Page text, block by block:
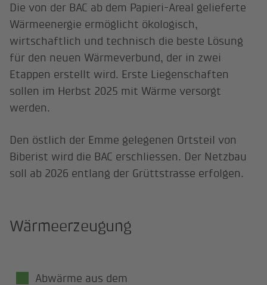
Die von der BAC ab dem Papieri-Areal gelieferte
Wärmeenergie ermöglicht ökologisch,
wirtschaftlich und technisch die beste Lösung
für den neuen Wärmeverbund, der in zwei
Etappen erstellt wird. Erste Liegenschaften
sollen im Herbst 2025 mit Wärme versorgt
werden.
Den östlich der Emme gelegenen Ortsteil von
Biberist wird die BAC erschliessen. Der Netzbau
soll ab 2026 entlang der Grüttstrasse erfolgen.
Wärmeerzeugung
Abwärme aus dem